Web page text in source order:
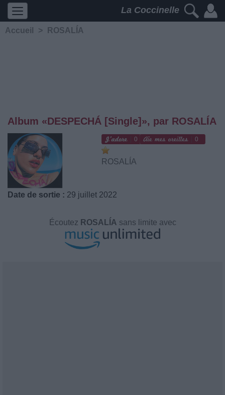
La Coccinelle
Accueil > ROSALÍA
Album «DESPECHÁ [Single]», par ROSALÍA
0 0
ROSALÍA
Date de sortie : 29 juillet 2022
Écoutez ROSALÍA sans limite avec